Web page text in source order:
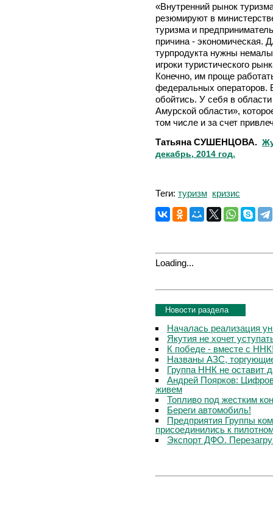
«Внутренний рынок
резюмируют в
туризма и
причина - экономическая.
турпродукта нужны
игроки туристического
Конечно, им проще
федеральных операторов.
обойтись. У себя в
Амурской области»,
том числе и за счет
Татьяна СУШЕНЦОВА.
декабрь, 2014 год.
Теги: туризм кризис
Loading...
Новости раздела
Началась реализация
Якутия не хочет
К победе - вместе с
Названы АЗС,
Группа ННК не оставит
Андрей Поярков:
живем
Топливо под жестким
Береги автомобиль!
Предприятия Группы
присоединились к
Экспорт ДФО.